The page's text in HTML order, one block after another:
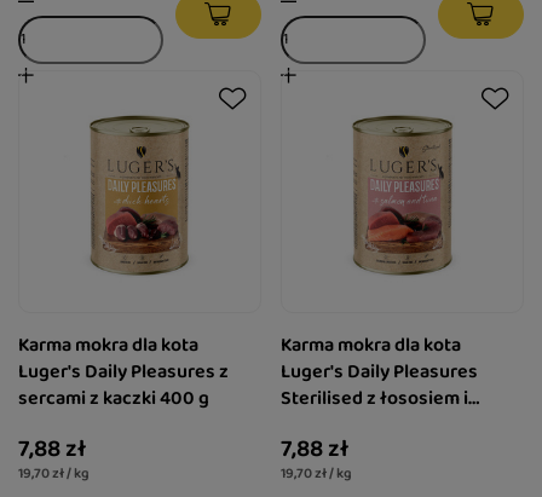
Karma mokra dla kota
Luger's Daily Pleasures z
sercami z kaczki 400 g
7,88 zł
19,70 zł / kg
Karma mokra dla kota
Luger's Daily Pleasures
Sterilised z łososiem i
7,88 zł
19,70 zł / kg